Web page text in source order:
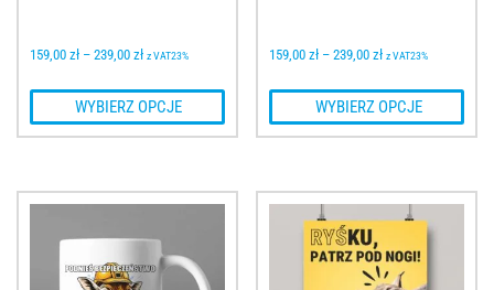
159,00 zł – 239,00 zł z VAT23%
WYBIERZ OPCJE
159,00 zł – 239,00 zł z VAT23%
WYBIERZ OPCJE